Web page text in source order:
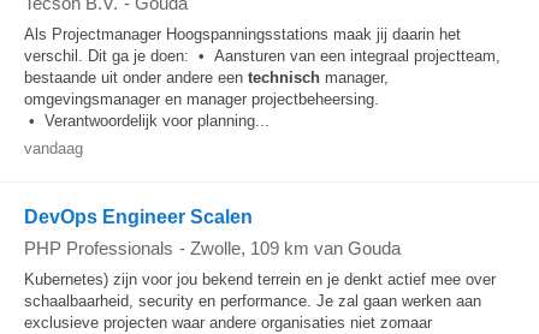
Als Projectmanager Hoogspanningsstations maak jij daarin het
verschil. Dit ga je doen: • Aansturen van een integraal projectteam,
bestaande uit onder andere een technisch manager,
omgevingsmanager en manager projectbeheersing.
• Verantwoordelijk voor planning...
vandaag
DevOps Engineer Scalen
PHP Professionals - Zwolle, 109 km van Gouda
Kubernetes) zijn voor jou bekend terrein en je denkt actief mee over
schaalbaarheid, security en performance. Je zal gaan werken aan
exclusieve projecten waar andere organisaties niet zomaar